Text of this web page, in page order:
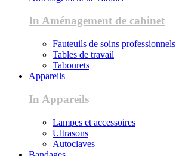
In Aménagement de cabinet
Fauteuils de soins professionnels
Tables de travail
Tabourets
Appareils
In Appareils
Lampes et accessoires
Ultrasons
Autoclaves